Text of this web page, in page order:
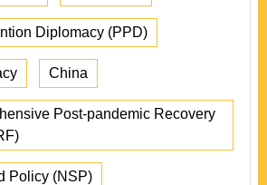
Diplomacy (PPD)
China
Post-pandemic Recovery
Policy (NSP)